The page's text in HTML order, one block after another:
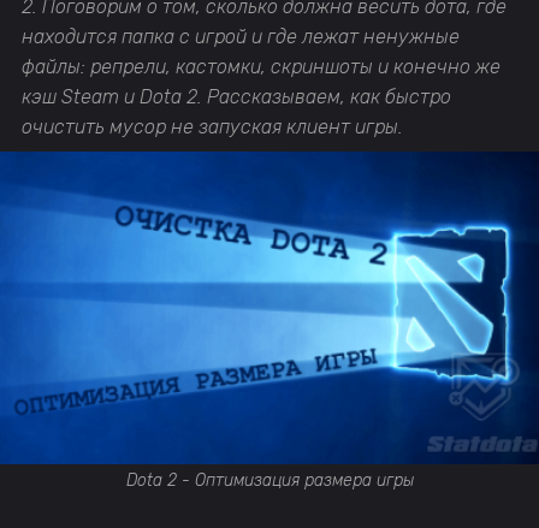
2. Поговорим о том, сколько должна весить дота, где
находится папка с игрой и где лежат ненужные
файлы: репрели, кастомки, скриншоты и конечно же
кэш Steam и Dota 2. Рассказываем, как быстро
очистить мусор не запуская клиент игры.
Dota 2 - Оптимизация размера игры